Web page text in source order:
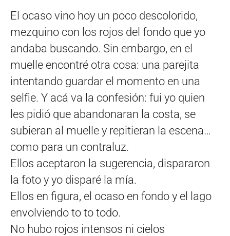
El ocaso vino hoy un poco descolorido,
mezquino con los rojos del fondo que yo
andaba buscando. Sin embargo, en el
muelle encontré otra cosa: una parejita
intentando guardar el momento en una
selfie. Y acá va la confesión: fui yo quien
les pidió que abandonaran la costa, se
subieran al muelle y repitieran la escena…
como para un contraluz.
Ellos aceptaron la sugerencia, dispararon
la foto y yo disparé la mía.
Ellos en figura, el ocaso en fondo y el lago
envolviendo to to todo.
No hubo rojos intensos ni cielos